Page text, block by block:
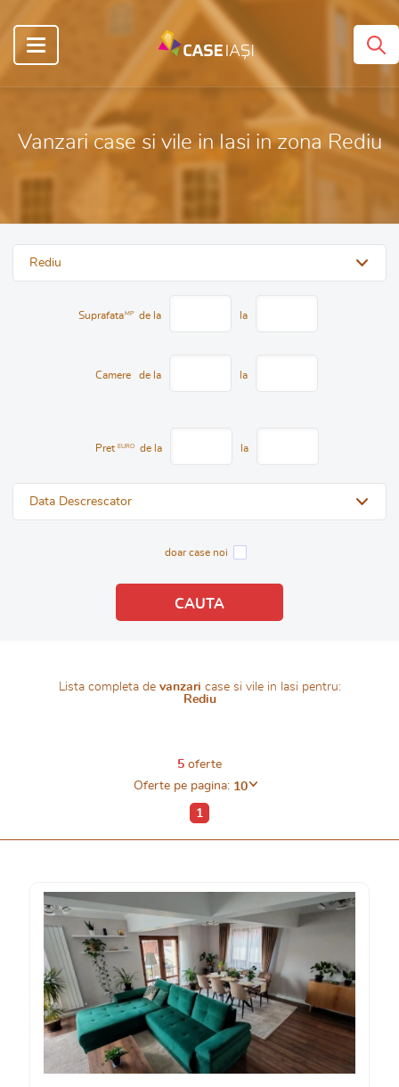
Vanzari case si vile in Iasi in zona Rediu
Rediu
Suprafata MP de la la
Camere de la la
Pret EURO de la la
Data Descrescator
doar case noi
Lista completa de vanzari case si vile in Iasi pentru:
Rediu
5 oferte
Oferte pe pagina: 10
1